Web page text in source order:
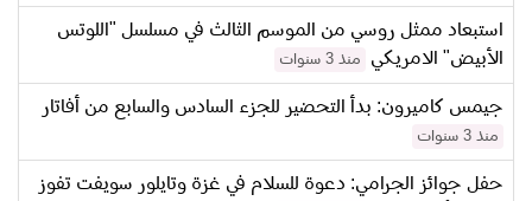
استبعاد ممثل روسي من الموسم الثالث في مسلسل "اللوتس
الأبيض" الامريكي
منذ 3 سنوات
جيمس كاميرون: بدأ التحضير للجزء السادس والسابع من أفاتار
منذ 3 سنوات
حفل جوائز الجرامي: دعوة للسلام في غزة وتايلور سويفت تفوز